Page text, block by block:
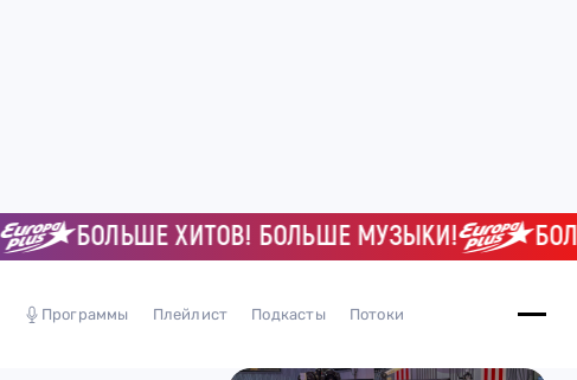
БОЛЬШЕ ХИТОВ! БОЛЬШЕ МУЗЫКИ!
Программы Плейлист Подкасты Потоки